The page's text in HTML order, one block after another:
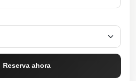
Reserva ahora